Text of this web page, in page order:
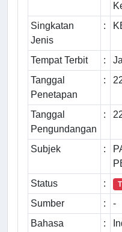
Singkatan
Jenis
:
Tempat Terbit :
Tanggal
Penetapan
:
Tanggal
Pengundangan
:
Subjek :
Status
:
Sumber :
-
Bahasa
: